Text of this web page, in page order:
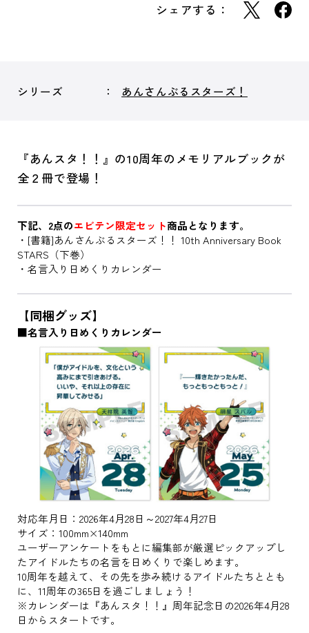
シェアする：
シリーズ あんさんぶるスターズ！
『あんスタ！！』の10周年のメモリアルブックが
全２冊で登場！
下記、2点のエビテン限定セット商品となります。
・[書籍]あんさんぶるスターズ！！ 10th Anniversary Book
STARS（下巻）
・名言入り日めくりカレンダー
【同梱グッズ】
■名言入り日めくりカレンダー
対応年月日：2026年4月28日～2027年4月27日
サイズ：100mm×140mm
ユーザーアンケートをもとに編集部が厳選ピックアップし
たアイドルたちの名言を日めくりで楽しめます。
10周年を越えて、その先を歩み続けるアイドルたちととも
に、11周年の365日を過ごしましょう！
※カレンダーは『あんスタ！！』周年記念日の2026年4月28
日からスタートです。